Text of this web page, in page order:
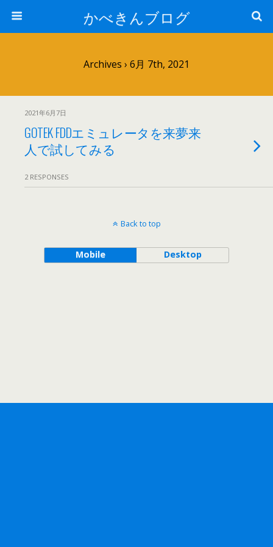
かべきんブログ
Archives › 6月 7th, 2021
2021年6月7日
GOTEK FDDエミュレータを来夢来
人で試してみる
2 RESPONSES
Back to top
Mobile Desktop